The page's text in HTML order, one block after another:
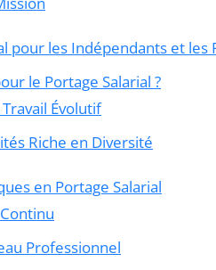
pour les Indépendants et les
le Portage Salarial ?
Évolutif
Riche en Diversité
en Portage Salarial
Professionnel